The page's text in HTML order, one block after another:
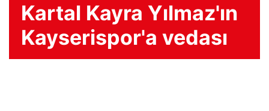
Kartal Kayra Yılmaz'ın
Kayserispor'a vedası